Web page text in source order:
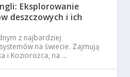
Eksplorowanie
deszczowych i ich
z najbardziej
na świecie. Zajmują
i Koziorożca, na …